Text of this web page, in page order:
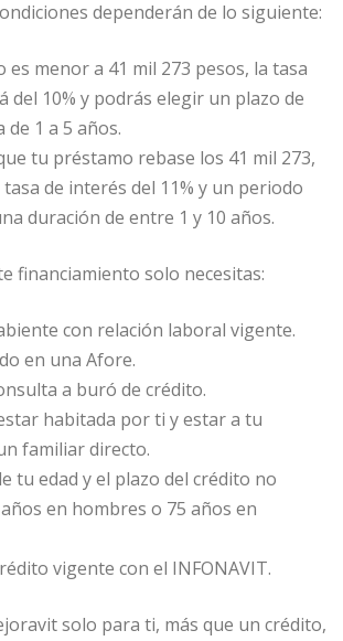
dependerán de lo siguiente:
es menor a 41 mil 273 pesos, la tasa
del 10% y podrás elegir un plazo de
de 1 a 5 años.
tu préstamo rebase los 41 mil 273,
tasa de interés del 11% y un periodo
duración de entre 1 y 10 años.
financiamiento solo necesitas:
con relación laboral vigente.
en una Afore.
a buró de crédito.
habitada por ti y estar a tu
familiar directo.
tu edad y el plazo del crédito no
en hombres o 75 años en
vigente con el INFONAVIT.
solo para ti, más que un crédito,